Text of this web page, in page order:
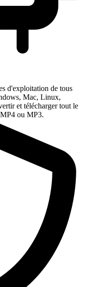
d'exploitation de tous
Mac, Linux,
et télécharger tout le
ou MP3.